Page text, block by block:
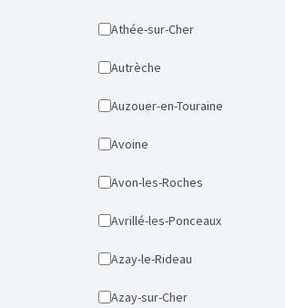
Athée-sur-Cher
Autrèche
Auzouer-en-Touraine
Avoine
Avon-les-Roches
Avrillé-les-Ponceaux
Azay-le-Rideau
Azay-sur-Cher